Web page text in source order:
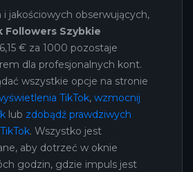
i jakościowych obserwujących,
Followers Szybkie
€ za 1000 pozostaje
dla profesjonalnych kont.
wszystkie opcje na stronie
TikTok, wzmocnij
lub zdobądź prawdziwych
. Wszystko jest
aby dotrzeć w oknie
godzin, gdzie impuls jest